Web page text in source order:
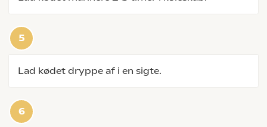
Lad kødet dryppe af i en sigte.